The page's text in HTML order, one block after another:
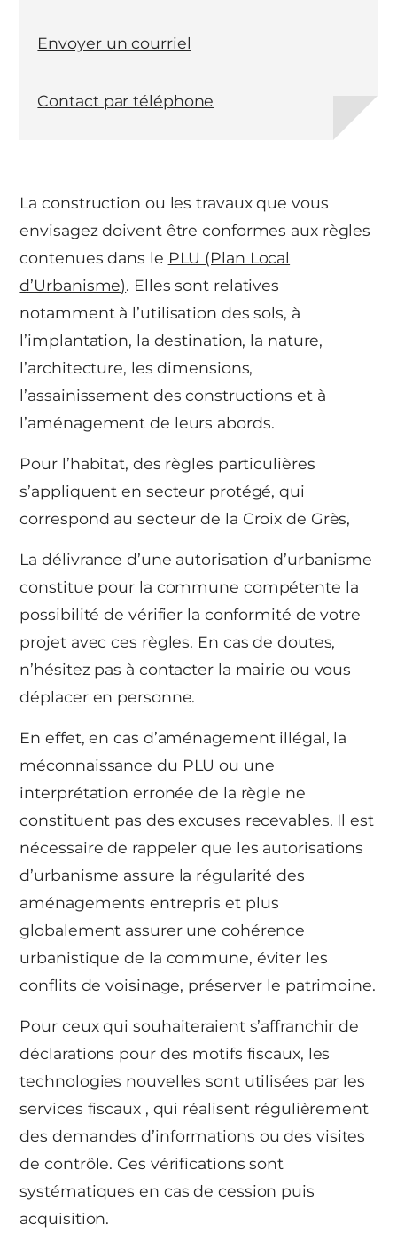
La construction ou les travaux que vous
envisagez doivent être conformes aux règles
contenues dans le PLU (Plan Local
d’Urbanisme). Elles sont relatives
notamment à l’utilisation des sols, à
l’implantation, la destination, la nature,
l’architecture, les dimensions,
l’assainissement des constructions et à
l’aménagement de leurs abords.
Pour l’habitat, des règles particulières
s’appliquent en secteur protégé, qui
correspond au secteur de la Croix de Grès,
La délivrance d’une autorisation d’urbanisme
constitue pour la commune compétente la
possibilité de vérifier la conformité de votre
projet avec ces règles. En cas de doutes,
n’hésitez pas à contacter la mairie ou vous
déplacer en personne.
En effet, en cas d’aménagement illégal, la
méconnaissance du PLU ou une
interprétation erronée de la règle ne
constituent pas des excuses recevables. Il est
nécessaire de rappeler que les autorisations
d’urbanisme assure la régularité des
aménagements entrepris et plus
globalement assurer une cohérence
urbanistique de la commune, éviter les
conflits de voisinage, préserver le patrimoine.
Pour ceux qui souhaiteraient s’affranchir de
déclarations pour des motifs fiscaux, les
technologies nouvelles sont utilisées par les
services fiscaux , qui réalisent régulièrement
des demandes d’informations ou des visites
de contrôle. Ces vérifications sont
systématiques en cas de cession puis
acquisition.
Envoyer un courriel
Contact par téléphone